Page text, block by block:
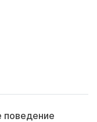
поведение